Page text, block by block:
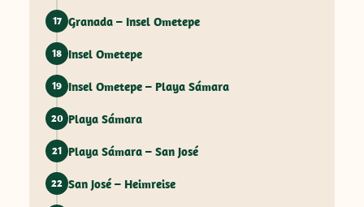
17 Granada – Insel Ometepe
18 Insel Ometepe
19 Insel Ometepe – Playa Sámara
20 Playa Sámara
21 Playa Sámara – San José
22 San José – Heimreise